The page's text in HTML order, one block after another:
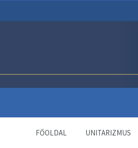
FŐOLDAL UNITARIZMUS